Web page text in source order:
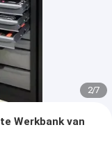
2/7
Werkbank van